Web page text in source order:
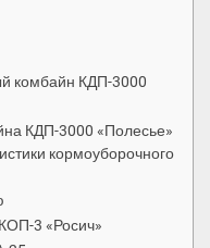
комбайн КДП-3000
КДП-3000 «Полесье»
кормоуборочного
3 «Росич»